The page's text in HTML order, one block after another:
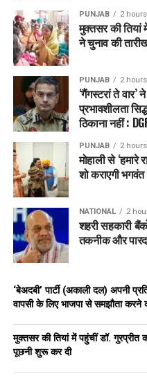
PUNJAB 2
मुक्तसर की तियां
ने चुनाव की
PUNJAB 2
‘गैंगस्टरां ते
प्रभावशीलता
ठिकाना नहीं :
PUNJAB 2
मोहाली से
शो कराएगी
NATIONAL 2
शहरी सहकारी
तकनीक और
‘बेअदबी’ पार्टी (अकाली दल) अपनी
वापसी के लिए भाजपा से समझौता
मुक्तसर की तियां में पहुंचीं डॉ. गुरप्रीत
पूछनी शुरू कर दी